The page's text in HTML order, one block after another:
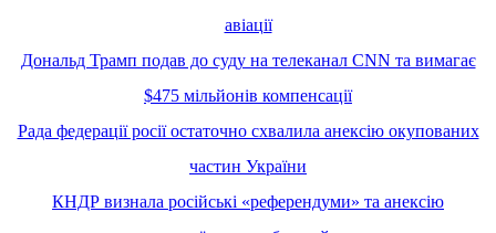
авіації
Дональд Трамп подав до суду на телеканал CNN та вимагає
$475 мільйонів компенсації
Рада федерації росії остаточно схвалила анексію окупованих
частин України
КНДР визнала російські «референдуми» та анексію